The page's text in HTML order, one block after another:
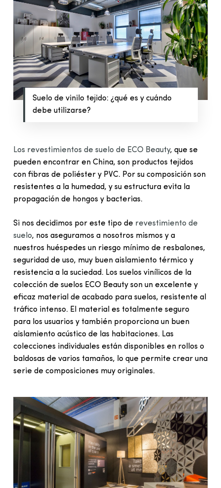
Suelo de vinilo tejido: ¿qué es y cuándo
debe utilizarse?
Los revestimientos de suelo de ECO Beauty, que se
pueden encontrar en China, son productos tejidos
con fibras de poliéster y PVC. Por su composición son
resistentes a la humedad, y su estructura evita la
propagación de hongos y bacterias.
Si nos decidimos por este tipo de revestimiento de
suelo, nos aseguramos a nosotros mismos y a
nuestros huéspedes un riesgo mínimo de resbalones,
seguridad de uso, muy buen aislamiento térmico y
resistencia a la suciedad. Los suelos vinílicos de la
colección de suelos ECO Beauty son un excelente y
eficaz material de acabado para suelos, resistente al
tráfico intenso. El material es totalmente seguro
para los usuarios y también proporciona un buen
aislamiento acústico de las habitaciones. Las
colecciones individuales están disponibles en rollos o
baldosas de varios tamaños, lo que permite crear una
serie de composiciones muy originales.